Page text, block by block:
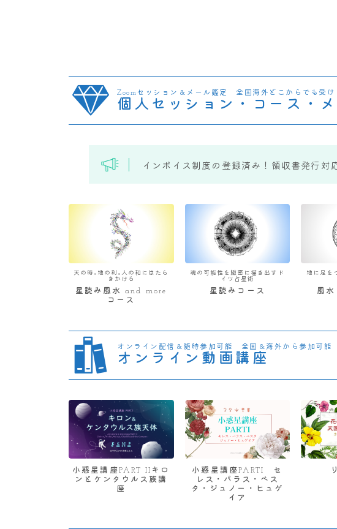
Zoomセッション＆メール鑑定 全国海外どこからでも受け
個人セッション・コース・
インボイス制度の登録済み！領収書発行対
天の時×地の利×人の和にはたら
きかける
星読み風水 and more
コース
魂の可能性を緻密に描き出すド
イツ占星術
星読みコース
地に足を
風水
オンライン配信＆随時参加可能 全国＆海外から参加可能
オンライン動画講座
小惑星講座PART IIキロ
ンとケンタウルス族講
座
小惑星講座PARTI セ
レス・パラス・ベス
タ・ジュノー・ヒュゲ
イア